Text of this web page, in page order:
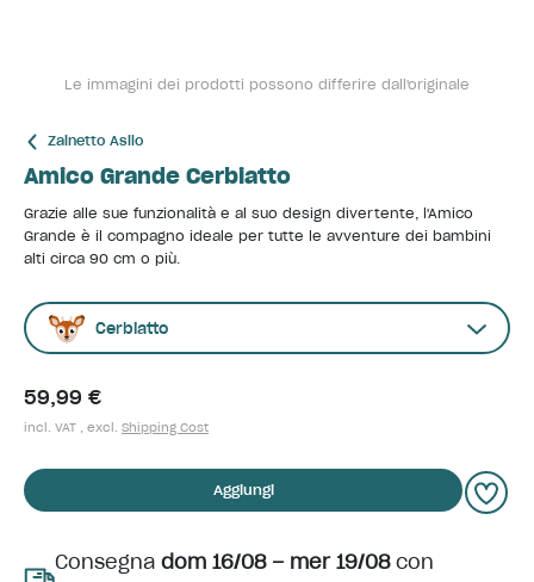
Le immagini dei prodotti possono differire dall'originale
Zainetto Asilo
Amico Grande Cerbiatto
Grazie alle sue funzionalità e al suo design divertente, l'Amico
Grande è il compagno ideale per tutte le avventure dei bambini
alti circa 90 cm o più.
Cerbiatto
59,99 €
incl. VAT , excl. Shipping Cost
Aggiungi
Consegna dom 16/08 – mer 19/08con